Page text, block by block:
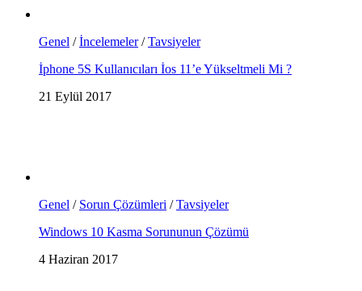
Genel /İncelemeler/Tavsiyeler
İphone 5S Kullanıcıları İos 11’e Yükseltmeli Mi ?
21 Eylül 2017
Genel / Sorun Çözümleri /Tavsiyeler
Windows 10 Kasma Sorununun Çözümü
4 Haziran 2017